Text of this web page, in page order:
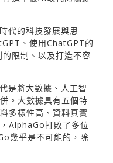
代的科技發展與思
、使用ChatGPT的
限制、以及打造不容
是將大數據、人工智
。大數據具有五個特
多樣性高、資料真實
AlphaGo打敗了多位
幾乎是不可能的，除